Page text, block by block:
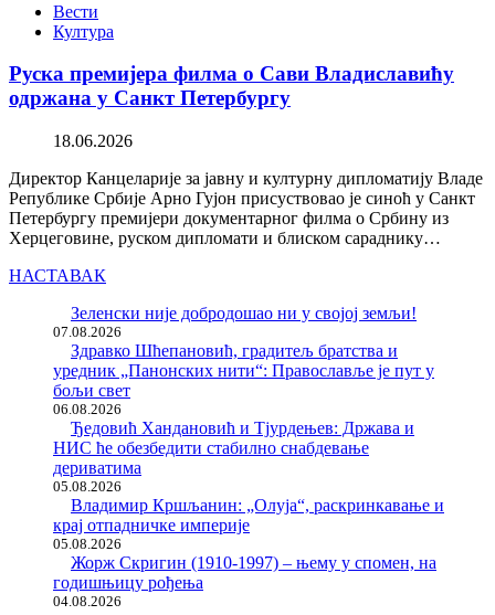
Вести
Култура
Руска премијера филма о Сави Владиславићу
одржана у Санкт Петербургу
18.06.2026
Директор Канцеларије за јавну и културну дипломатију Владе
Републике Србије Арно Гујон присуствовао је синоћ у Санкт
Петербургу премијери документарног филма о Србину из
Херцеговине, руском дипломати и блиском сараднику…
НАСТАВАК
Зеленски није добродошао ни у својој земљи!
07.08.2026
Здравко Шћепановић, градитељ братства и
уредник „Панонских нити“: Православље је пут у
бољи свет
06.08.2026
Ђедовић Хандановић и Тјурдењев: Држава и
НИС ће обезбедити стабилно снабдевање
дериватима
05.08.2026
Владимир Кршљанин: „Олуја“, раскринкавање и
крај отпадничке империје
05.08.2026
Жорж Скригин (1910-1997) – њему у спомен, на
годишњицу рођења
04.08.2026